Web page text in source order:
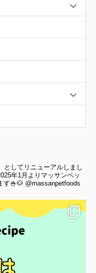
としてリニューアルしまし
年1月よりマッサンペッ
す🍚🐶 @massanpetfoods